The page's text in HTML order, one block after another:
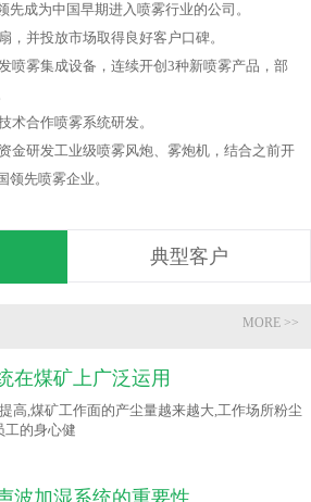
先成为中国早期进入喷雾行业的公司。
，并投放市场取得良好客户口碑。
喷雾集成设备，连续开创3种新喷雾产品，部
术合作喷雾系统研发。
金研发工业级喷雾风炮、雾炮机，结合之前开
领先喷雾企业。
典型客户
MORE >>
在煤矿上广泛运用
高,煤矿工作面的产尘量越来越大,工作场所粉尘
工的身心健